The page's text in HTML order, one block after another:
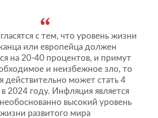
с тем, что уровень жизни
или европейца должен
на 20-40 процентов, и примут
и неизбежное зло, то
действительно может стать 4
2024 году. Инфляция является
высокий уровень
жизни развитого мира